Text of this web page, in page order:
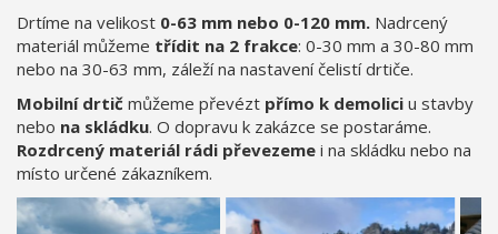
Drtíme na velikost 0-63 mm nebo 0-120 mm. Nadrcený
materiál můžeme třídit na 2 frakce: 0-30 mm a 30-80 mm
nebo na 30-63 mm, záleží na nastavení čelistí drtiče.
Mobilní drtič můžeme převézt přímo k demolici u stavby
nebo na skládku. O dopravu k zakázce se postaráme.
Rozdrcený materiál rádi převezeme i na skládku nebo na
místo určené zákazníkem.